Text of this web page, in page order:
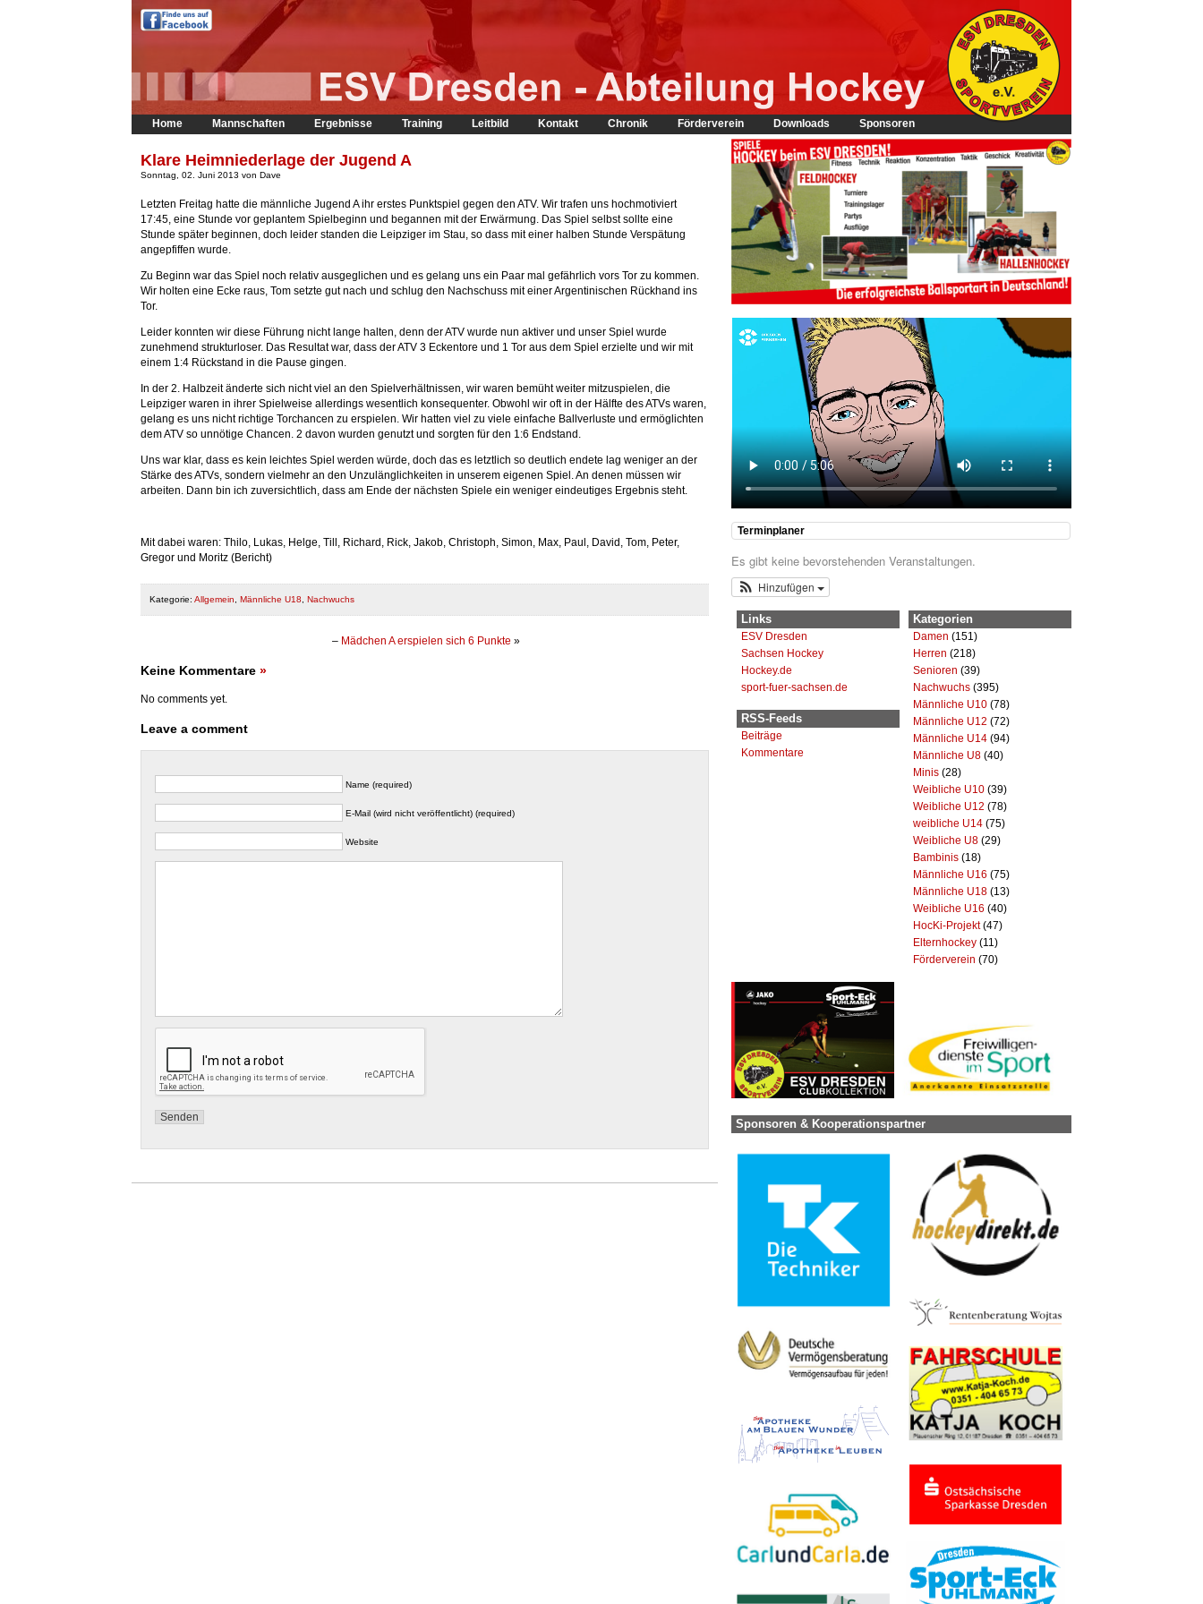
Home Mannschaften Ergebnisse Training Leitbild Kontakt Chronik Förderverein Downloads Sponsoren
Terminplaner
Es gibt keine bevorstehenden Veranstaltungen.
Hinzufügen
Kategorien
Damen (151)
Herren (218)
Senioren (39)
Nachwuchs (395)
Männliche U10 (78)
Männliche U12 (72)
Männliche U14 (94)
Männliche U8 (40)
Minis (28)
Weibliche U10 (39)
Weibliche U12 (78)
weibliche U14 (75)
Weibliche U8 (29)
Bambinis (18)
Männliche U16 (75)
Männliche U18 (13)
Weibliche U16 (40)
HocKi-Projekt(47)
Elternhockey (11)
Förderverein (70)
Links
ESV Dresden
Sachsen Hockey
Hockey.de
sport-fuer-sachsen.de
RSS-Feeds
Beiträge
Kommentare
Sponsoren & Kooperationspartner
Klare Heimniederlage der Jugend A
Sonntag, 02. Juni 2013 von Dave
Letzten Freitag hatte die männliche Jugend A ihr erstes Punktspiel gegen den ATV. Wir trafen uns hochmotiviert
17:45, eine Stunde vor geplantem Spielbeginn und begannen mit der Erwärmung. Das Spiel selbst sollte eine
Stunde später beginnen, doch leider standen die Leipziger im Stau, so dass mit einer halben Stunde Verspätung
angepfiffen wurde.
Zu Beginn war das Spiel noch relativ ausgeglichen und es gelang uns ein Paar mal gefährlich vors Tor zu kommen.
Wir holten eine Ecke raus, Tom setzte gut nach und schlug den Nachschuss mit einer Argentinischen Rückhand ins
Tor.
Leider konnten wir diese Führung nicht lange halten, denn der ATV wurde nun aktiver und unser Spiel wurde
zunehmend strukturloser. Das Resultat war, dass der ATV 3 Eckentore und 1 Tor aus dem Spiel erzielte und wir mit
einem 1:4 Rückstand in die Pause gingen.
In der 2. Halbzeit änderte sich nicht viel an den Spielverhältnissen, wir waren bemüht weiter mitzuspielen, die
Leipziger waren in ihrer Spielweise allerdings wesentlich konsequenter. Obwohl wir oft in der Hälfte des ATVs waren,
gelang es uns nicht richtige Torchancen zu erspielen. Wir hatten viel zu viele einfache Ballverluste und ermöglichten
dem ATV so unnötige Chancen. 2 davon wurden genutzt und sorgten für den 1:6 Endstand.
Uns war klar, dass es kein leichtes Spiel werden würde, doch das es letztlich so deutlich endete lag weniger an der
Stärke des ATVs, sondern vielmehr an den Unzulänglichkeiten in unserem eigenen Spiel. An denen müssen wir
arbeiten. Dann bin ich zuversichtlich, dass am Ende der nächsten Spiele ein weniger eindeutiges Ergebnis steht.
Mit dabei waren: Thilo, Lukas, Helge, Till, Richard, Rick, Jakob, Christoph, Simon, Max, Paul, David, Tom, Peter,
Gregor und Moritz (Bericht)
Kategorie: Allgemein Männliche U18 Nachwuchs
– Mädchen A erspielen sich 6 Punkte »
Keine Kommentare »
No comments yet.
Leave a comment
Name (required)
E-Mail (wird nicht veröffentlicht) (required)
Website